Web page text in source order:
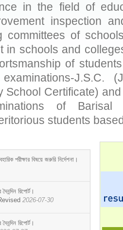
in the field of
inspection
committees of
in schools and
of
J.S.C.
School Certificate)
of
students
পরীক্ষার বিষয়ে জরুরি নির্দেশনা।
রিপোর্ট।
2026-07-30
রিপোর্ট।